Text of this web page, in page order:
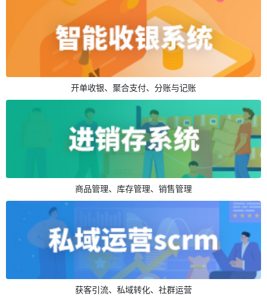
开单收银、聚合支付、分账与记账
商品管理、库存管理、销售管理
获客引流、私域转化、社群运营